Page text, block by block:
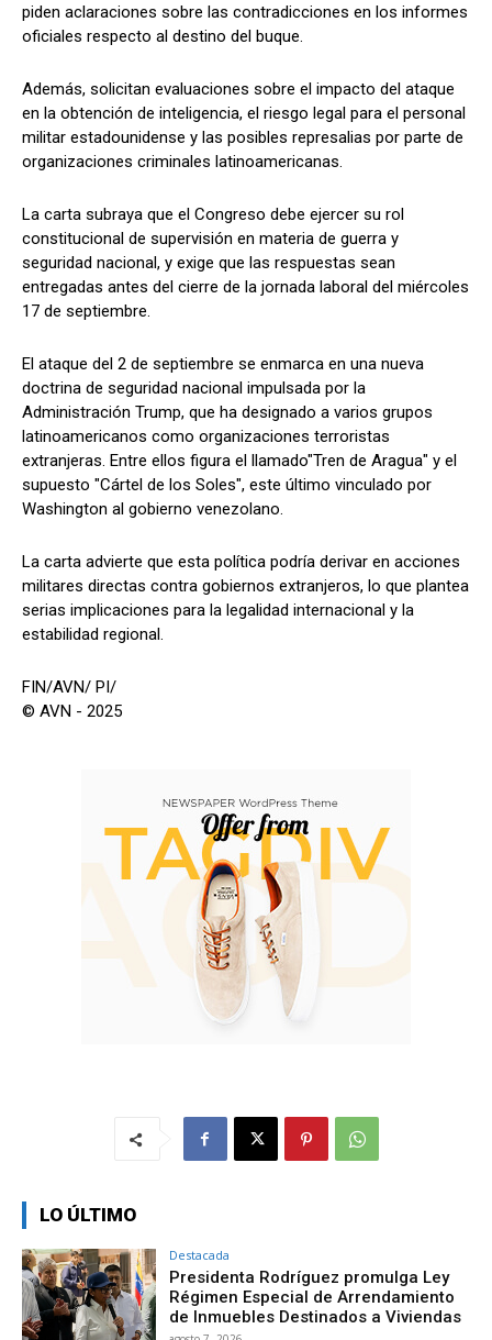
piden aclaraciones sobre las contradicciones en los informes
oficiales respecto al destino del buque.
Además, solicitan evaluaciones sobre el impacto del ataque
en la obtención de inteligencia, el riesgo legal para el personal
militar estadounidense y las posibles represalias por parte de
organizaciones criminales latinoamericanas.
La carta subraya que el Congreso debe ejercer su rol
constitucional de supervisión en materia de guerra y
seguridad nacional, y exige que las respuestas sean
entregadas antes del cierre de la jornada laboral del miércoles
17 de septiembre.
El ataque del 2 de septiembre se enmarca en una nueva
doctrina de seguridad nacional impulsada por la
Administración Trump, que ha designado a varios grupos
latinoamericanos como organizaciones terroristas
extranjeras. Entre ellos figura el llamado"Tren de Aragua" y el
supuesto "Cártel de los Soles", este último vinculado por
Washington al gobierno venezolano.
La carta advierte que esta política podría derivar en acciones
militares directas contra gobiernos extranjeros, lo que plantea
serias implicaciones para la legalidad internacional y la
estabilidad regional.
FIN/AVN/ PI/
© AVN - 2025
LO ÚLTIMO
Destacada
Presidenta Rodríguez promulga Ley
Régimen Especial de Arrendamiento
de Inmuebles Destinados a Viviendas